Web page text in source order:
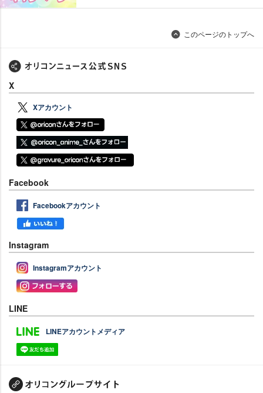
このページのトップへ
X
Xアカウント
Facebook
Facebookアカウント
Instagram
Instagramアカウント
LINE
LINEアカウントメディア